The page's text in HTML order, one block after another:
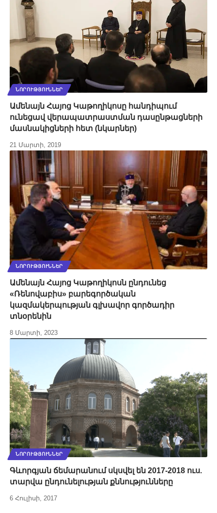
ՆՈՐՈՒԹՅՈՒՆՆԵՐ
Ամենայն Հայոց Կաթողիկոսը հանդիպում
ունեցավ վերապատրաստման դասընթացների
մասնակիցների հետ (նկարներ)
21 Մարտի, 2019
ՆՈՐՈՒԹՅՈՒՆՆԵՐ
Ամենայն Հայոց Կաթողիկոսն ընդունեց
«Ռենովաբիս» բարեգործական
կազմակերպության գլխավոր գործադիր
տնօրենին
8 Մարտի, 2023
ՆՈՐՈՒԹՅՈՒՆՆԵՐ
Գևորգյան ճեմարանում սկսվել են 2017-2018 ուս.
տարվա ընդունելության քննությունները
6 Հուլիսի, 2017